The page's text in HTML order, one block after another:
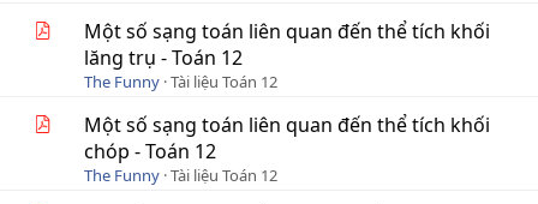
Một số sạng toán liên quan đến thể tích khối
lăng trụ - Toán 12
The Funny Tài liệu Toán 12
Một số sạng toán liên quan đến thể tích khối
chóp - Toán 12
The Funny Tài liệu Toán 12